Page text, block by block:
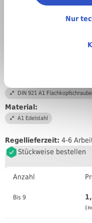
DIN 921 A1
Material:
A1 Edelstahl
Regellieferzeit: 4-6
Stückweise bestellen
Anzahl
Bis 9
Nur